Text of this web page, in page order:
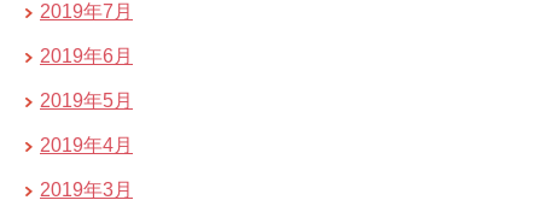
2019年7月
2019年6月
2019年5月
2019年4月
2019年3月